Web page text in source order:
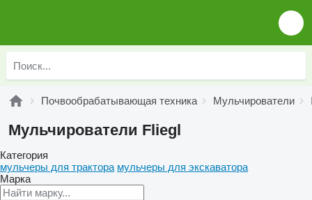
Почвообрабатывающая техника Мульчирователи
Мульчирователи Fliegl
Категория
мульчеры для трактора мульчеры для экскаватора
Марка